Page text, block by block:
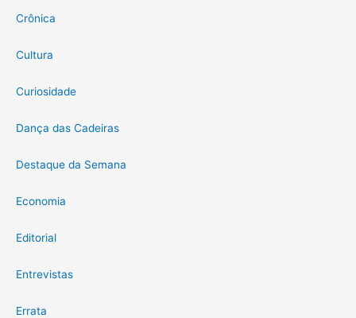
Crônica
Cultura
Curiosidade
Dança das Cadeiras
Destaque da Semana
Economia
Editorial
Entrevistas
Errata